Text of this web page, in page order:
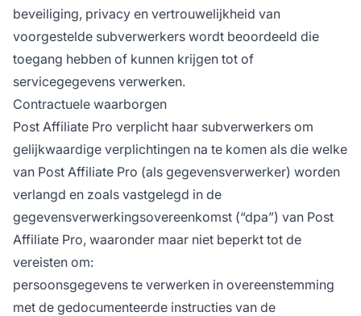
beveiliging, privacy en vertrouwelijkheid van
voorgestelde subverwerkers wordt beoordeeld die
toegang hebben of kunnen krijgen tot of
servicegegevens verwerken.
Contractuele waarborgen
Post Affiliate Pro verplicht haar subverwerkers om
gelijkwaardige verplichtingen na te komen als die welke
van Post Affiliate Pro (als gegevensverwerker) worden
verlangd en zoals vastgelegd in de
gegevensverwerkingsovereenkomst (“dpa”) van Post
Affiliate Pro, waaronder maar niet beperkt tot de
vereisten om:
persoonsgegevens te verwerken in overeenstemming
met de gedocumenteerde instructies van de